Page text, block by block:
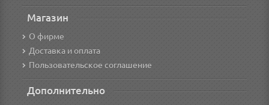
Магазин
О фирме
Доставка и оплата
Пользовательское соглашение
Дополнительно